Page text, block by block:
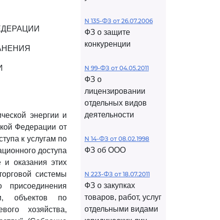
энергии и
Федерации от
к услугам по
доступа
и оказания этих
системы
объектов по
хозяйства,
N 135-ФЗ от 26.07.2006
ФЗ о защите
конкуренции
N 99-ФЗ от 04.05.2011
ФЗ о
лицензировании
отдельных видов
деятельности
N 14-ФЗ от 08.02.1998
ФЗ об ООО
N 223-ФЗ от 18.07.2011
ФЗ о закупках
товаров, работ, услуг
отдельными видами